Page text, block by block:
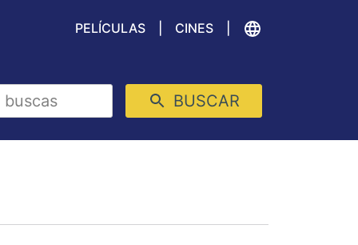
PELÍCULAS CINES
BUSCAR